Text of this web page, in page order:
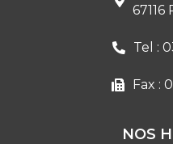
67116
Tel :
Fax :
NOS